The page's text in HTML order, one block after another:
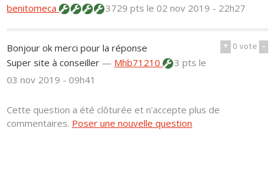
benitomeca
3729 ptsle 02 nov 2019 - 22h27
+ 0vote -
Bonjour ok merci pour la réponse
Super site à conseiller — Mhb71210 3 ptsle
03 nov 2019 - 09h41
Cette question a été clôturée et n'accepte plus de
commentaires. Poser une nouvelle question